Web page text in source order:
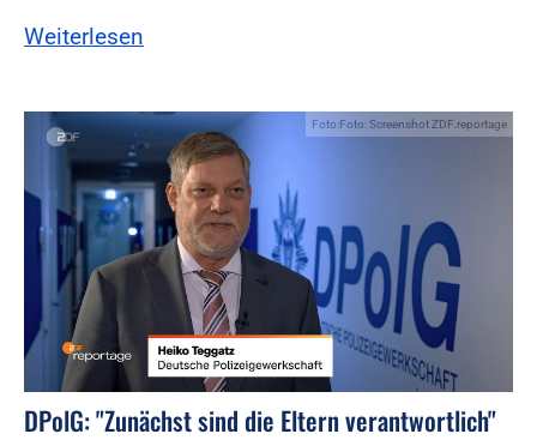
Weiterlesen
Foto:Foto: Screenshot ZDF.reportage
DPolG: "Zunächst sind die Eltern verantwortlich"